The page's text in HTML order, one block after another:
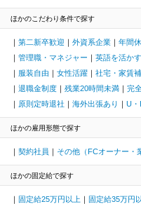
ほかのこだわり条件で探す
第二新卒歓迎 外資系企業 年間
管理職・マネジャー
英語を活かす
服装自由
女性活躍 社宅・家賃
退職金制度
残業20時間未満 完
原則定時退社
海外出張あり U・
ほかの雇用形態で探す
契約社員 その他（FCオーナー・
ほかの固定給で探す
固定給25万円以上 固定給35万円